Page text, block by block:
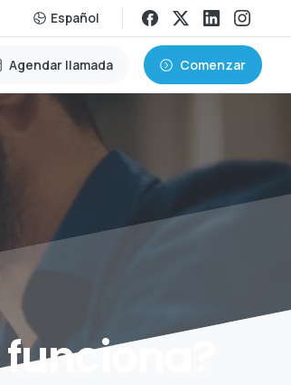
Español
Agendar llamada Comenzar
funciona?